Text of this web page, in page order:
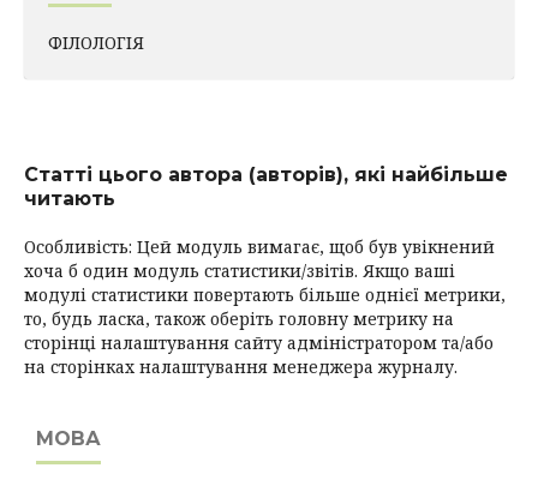
ФІЛОЛОГІЯ
Статті цього автора (авторів), які найбільше
читають
Особливість: Цей модуль вимагає, щоб був увікнений
хоча б один модуль статистики/звітів. Якщо ваші
модулі статистики повертають більше однієї метрики,
то, будь ласка, також оберіть головну метрику на
сторінці налаштування сайту адміністратором та/або
на сторінках налаштування менеджера журналу.
МОВА